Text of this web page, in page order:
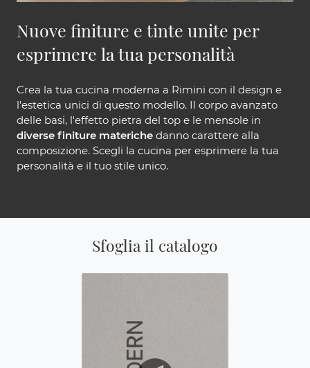
Nuove finiture e tinte unite per
esprimere la tua personalità
Crea la tua cucina moderna a Rimini con il design e
l'estetica unici di questo modello. Il corpo avanzato
delle basi, l'effetto pietra del top e le mensole in
diverse finiture materiche danno carattere alla
composizione. Scegli la cucina per esprimere la tua
personalità e il tuo stile unico.
Sfoglia il catalogo